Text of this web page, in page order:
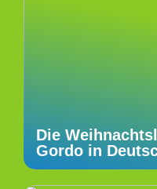
Die
Gordo in